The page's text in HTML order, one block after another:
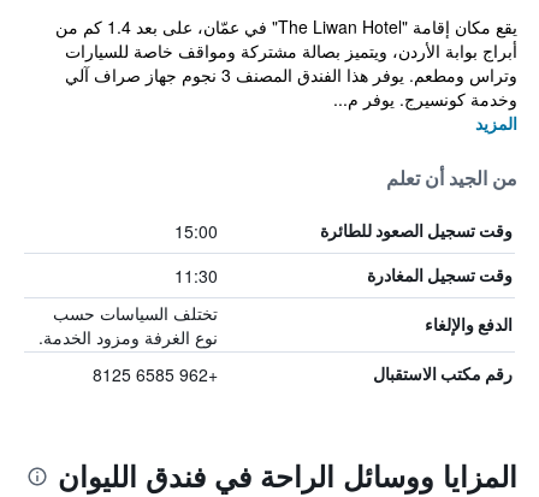
يقع مكان إقامة "The Liwan Hotel" في عمّان، على بعد 1.4 كم من
أبراج بوابة الأردن، ويتميز بصالة مشتركة ومواقف خاصة للسيارات
وتراس ومطعم. يوفر هذا الفندق المصنف 3 نجوم جهاز صراف آلي
وخدمة كونسيرج. يوفر م...
المزيد
من الجيد أن تعلم
وقت تسجيل الصعود للطائرة 15:00
وقت تسجيل المغادرة 11:30
الدفع والإلغاء
تختلف السياسات حسب
نوع الغرفة ومزود الخدمة.
رقم مكتب الاستقبال +962 6585 8125
المزايا ووسائل الراحة في فندق الليوان